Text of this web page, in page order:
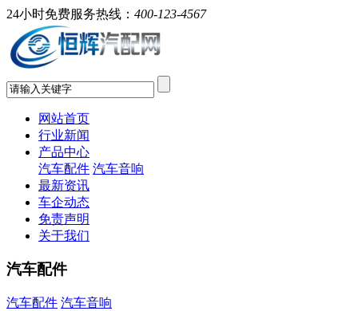
24小时免费服务热线： 400-123-4567
网站首页
行业新闻
产品中心
汽车配件 汽车音响
最新资讯
车企动态
免责声明
关于我们
汽车配件
汽车配件 汽车音响